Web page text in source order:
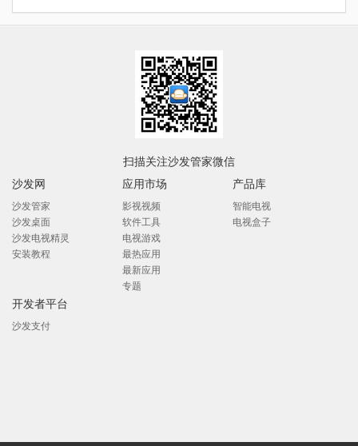
扫描关注沙发管家微信
沙发网
沙发管家
沙发桌面
沙发电视精灵
安装教程
应用市场
影视视频
软件工具
电视游戏
最热应用
最新应用
专题
产品库
智能电视
电视盒子
开发者平台
沙发支付